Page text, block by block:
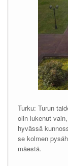
Turku: Turun
olin lukenut
hyvässä
se kolmen
mäestä.